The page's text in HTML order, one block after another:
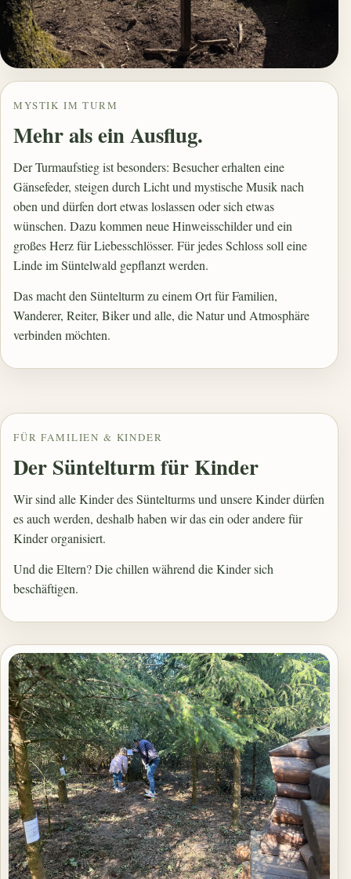
MYSTIK IM TURM
Mehr als ein Ausflug.
Der Turmaufstieg ist besonders: Besucher erhalten eine
Gänsefeder, steigen durch Licht und mystische Musik nach
oben und dürfen dort etwas loslassen oder sich etwas
wünschen. Dazu kommen neue Hinweisschilder und ein
großes Herz für Liebesschlösser. Für jedes Schloss soll eine
Linde im Süntelwald gepflanzt werden.
Das macht den Süntelturm zu einem Ort für Familien,
Wanderer, Reiter, Biker und alle, die Natur und Atmosphäre
verbinden möchten.
FÜR FAMILIEN & KINDER
Der Süntelturm für Kinder
Wir sind alle Kinder des Süntelturms und unsere Kinder dürfen
es auch werden, deshalb haben wir das ein oder andere für
Kinder organisiert.
Und die Eltern? Die chillen während die Kinder sich
beschäftigen.